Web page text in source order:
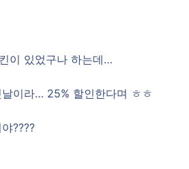
이 있었구나 하는데…
이라… 25% 할인한다며 ㅎㅎ
????